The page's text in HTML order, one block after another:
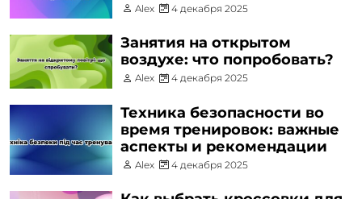
Alex 4 декабря 2025
Занятия на открытом
воздухе: что попробовать?
Alex 4 декабря 2025
Техника безопасности во
время тренировок: важные
аспекты и рекомендации
Alex 4 декабря 2025